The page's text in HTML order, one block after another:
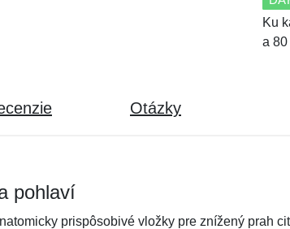
Ku
a
Otázky
pohlaví
prispôsobivé vložky pre znížený prah